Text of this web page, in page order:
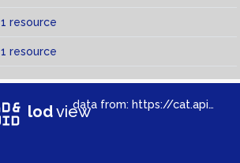
>of
1 resource
>of
1 resource
lodviewdata from: https://cat.apis.beeldengeluid.nl/sparql